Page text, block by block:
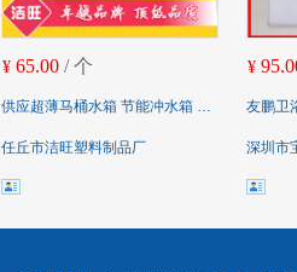
¥ 65.00 / 个
供应超薄马桶水箱 节能冲水箱 座便器水箱 节能冲水箱 款式多样
任丘市洁旺塑料制品厂
¥
友鹏卫浴陶瓷蹲便器
深圳市